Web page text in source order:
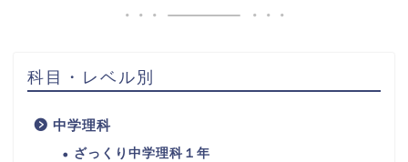
科目・レベル別
中学理科
ざっくり中学理科１年